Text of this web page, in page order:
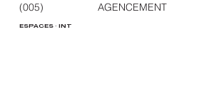
(005) AGENCEMENT
ESPACES · INT